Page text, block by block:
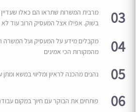
03
מרבית המשרות שתראו הם כאלו
בשוק. אפילו אצל המעסיק הרוב עוד לא
04
מקבלים מידע על המעסיק ועל המשרה
מהמקורות הכי אמינים
05 נהנים מהכנה לראיון ומליווי במשא
06 פותחים את הבוקר עם חיוך במקום